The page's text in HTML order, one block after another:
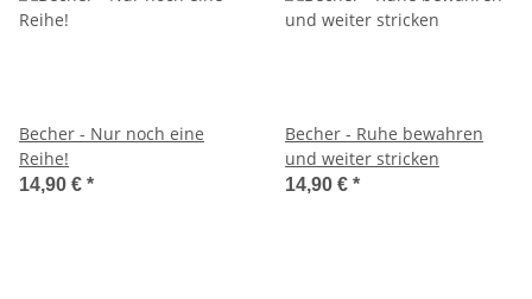
Becher - Nur noch eine
Reihe!
14,90 € *
Becher - Ruhe bewahren
und weiter stricken
14,90 € *